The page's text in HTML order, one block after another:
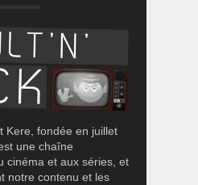
Kere, fondée en juillet
une chaîne
cinéma et aux séries, et
notre contenu et les